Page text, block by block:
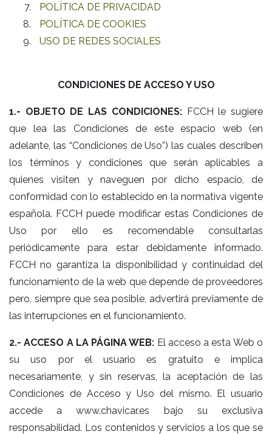
POLÍTICA DE PRIVACIDAD
POLÍTICA DE COOKIES
USO DE REDES SOCIALES
CONDICIONES DE ACCESO Y USO
1.- OBJETO DE LAS CONDICIONES: FCCH le sugiere
que lea las Condiciones de este espacio web (en
adelante, las “Condiciones de Uso”) las cuales describen
los términos y condiciones que serán aplicables a
quienes visiten y naveguen por dicho espacio, de
conformidad con lo establecido en la normativa vigente
española. FCCH puede modificar estas Condiciones de
Uso por ello es recomendable consultarlas
periódicamente para estar debidamente informado.
FCCH no garantiza la disponibilidad y continuidad del
funcionamiento de la web que depende de proveedores
pero, siempre que sea posible, advertirá previamente de
las interrupciones en el funcionamiento.
2.- ACCESO A LA PÁGINA WEB: El acceso a esta Web o
su uso por el usuario es gratuito e implica
necesariamente, y sin reservas, la aceptación de las
Condiciones de Acceso y Uso del mismo. El usuario
accede a www.chavicar.es bajo su exclusiva
responsabilidad. Los contenidos y servicios a los que se